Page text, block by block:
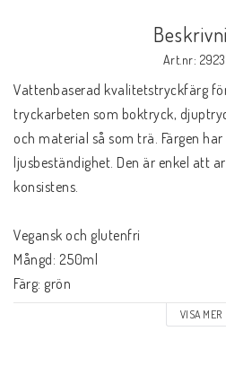
Art.nr:
Vattenbaserad kvalitetstryckfärg
tryckarbeten som boktryck,
och material så som trä. Färgen
ljusbeständighet. Den är enkel att
konsistens.
Vegansk och glutenfri
Mångd: 250ml
Färg: grön
PVC-fri
Uppfyller
VISA MER